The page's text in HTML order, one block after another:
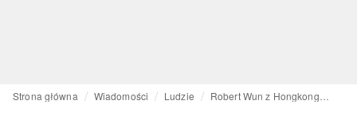
Strona główna Wiadomości Ludzie